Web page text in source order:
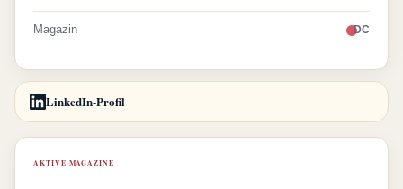
Magazin DC
LinkedIn-Profil
AKTIVE MAGAZINE